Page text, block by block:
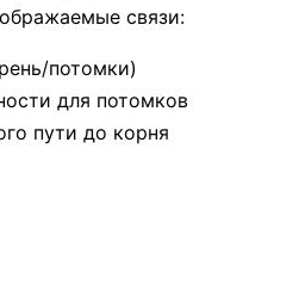
связи:
потомки)
для потомков
пути до корня